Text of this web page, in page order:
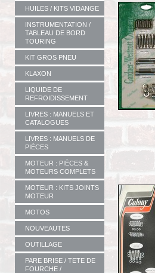
HUILES / KITS VIDANGE
INSTRUMENTATION /
TABLEAU DE BORD
TOURING
KIT GROS PNEU
KLAXON
LIQUIDE DE
REFROIDISSEMENT
LIVRES : MANUELS ET
CATALOGUES
LIVRES : MANUELS DE
PIÈCES
MOTEUR : PIÈCES &
MOTEURS COMPLETS
MOTEUR : KITS JOINTS
MOTEUR
MOTOS
NOUVEAUTES
OUTILLAGE
PARE BRISE / TETE DE
FOURCHE /